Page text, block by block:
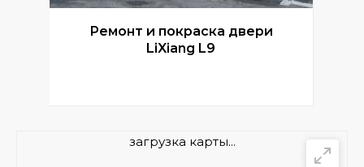
Ремонт и покраска двери
LiXiang L9
загрузка карты...